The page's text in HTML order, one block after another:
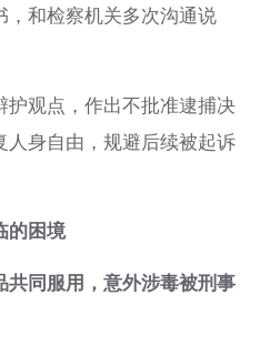
和检察机关多次沟通说
护观点，作出不批准逮捕决
身自由，规避后续被起诉
的困境
共同服用，意外涉毒被刑事